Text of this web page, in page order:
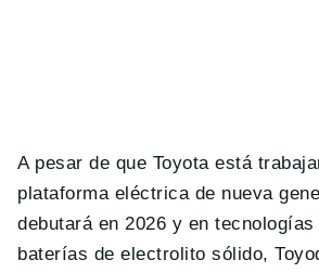
A pesar de que Toyota está
plataforma eléctrica de nueva
debutará en 2026 y en
baterías de electrolito sólido,